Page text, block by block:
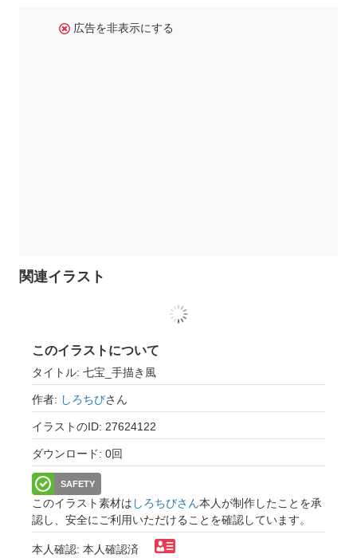
広告を非表示にする
関連イラスト
このイラストについて
タイトル: 七宝_手描き風
作者: しろちびさん
イラストのID: 27624122
ダウンロード: 0回
SAFETY
このイラスト素材は しろちびさん本人が制作したことを承
認し、安全にご利用いただけることを確認しています。
本人確認: 本人確認済